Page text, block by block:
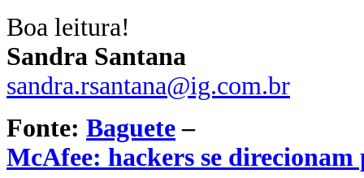
Boa leitura!
Sandra Santana
sandra.rsantana@ig.com.br
Fonte: Baguete –
McAfee: hackers se